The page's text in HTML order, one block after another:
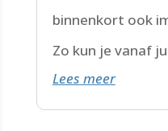
binnenkort ook
Zo kun je vanaf
krijgen met een
Lees meer